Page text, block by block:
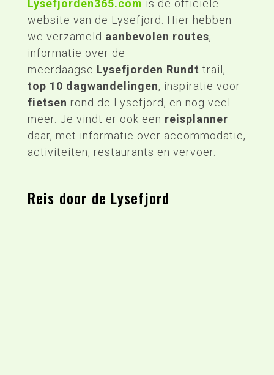
Lysefjorden365.com is de officiële
website van de Lysefjord. Hier hebben
we verzameld aanbevolen routes,
informatie over de
meerdaagse Lysefjorden Rundt trail,
top 10 dagwandelingen, inspiratie voor
fietsen rond de Lysefjord, en nog veel
meer. Je vindt er ook een reisplanner
daar, met informatie over accommodatie,
activiteiten, restaurants en vervoer.
Reis door de Lysefjord